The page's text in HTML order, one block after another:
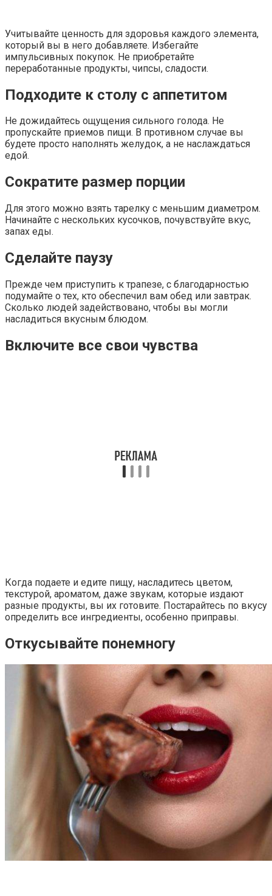
Учитывайте ценность для здоровья каждого элемента,
который вы в него добавляете. Избегайте
импульсивных покупок. Не приобретайте
переработанные продукты, чипсы, сладости.
Подходите к столу с аппетитом
Не дожидайтесь ощущения сильного голода. Не
пропускайте приемов пищи. В противном случае вы
будете просто наполнять желудок, а не наслаждаться
едой.
Сократите размер порции
Для этого можно взять тарелку с меньшим диаметром.
Начинайте с нескольких кусочков, почувствуйте вкус,
запах еды.
Сделайте паузу
Прежде чем приступить к трапезе, с благодарностью
подумайте о тех, кто обеспечил вам обед или завтрак.
Сколько людей задействовано, чтобы вы могли
насладиться вкусным блюдом.
Включите все свои чувства
Когда подаете и едите пищу, насладитесь цветом,
текстурой, ароматом, даже звукам, которые издают
разные продукты, вы их готовите. Постарайтесь по вкусу
определить все ингредиенты, особенно приправы.
Откусывайте понемногу